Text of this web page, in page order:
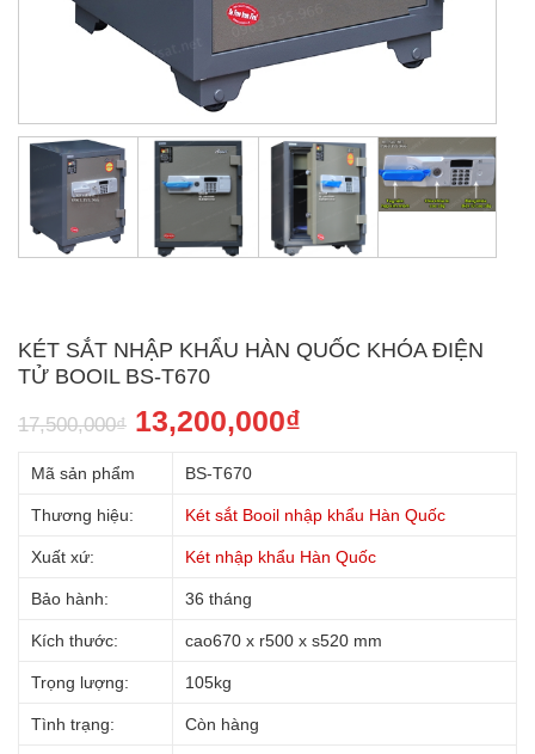
KÉT SẮT NHẬP KHẨU HÀN QUỐC KHÓA ĐIỆN
TỬ BOOIL BS-T670
17,500,000₫ 13,200,000₫
Mã sản phẩm BS-T670
Thương hiệu: Két sắt Booil nhập khẩu Hàn Quốc
Xuất xứ: Két nhập khẩu Hàn Quốc
Bảo hành: 36 tháng
Kích thước: cao670 x r500 x s520 mm
Trọng lượng: 105kg
Tình trạng: Còn hàng